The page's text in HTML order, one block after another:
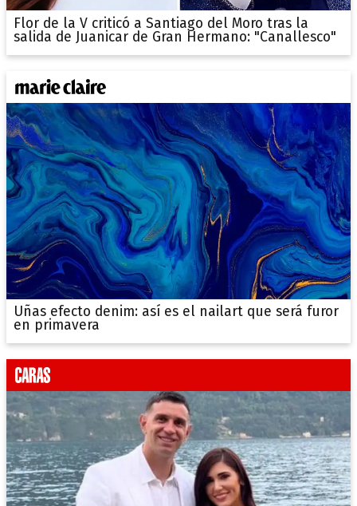
Flor de la V criticó a Santiago del Moro tras la
salida de Juanicar de Gran Hermano: "Canallesco"
Uñas efecto denim: así es el nailart que será furor
en primavera